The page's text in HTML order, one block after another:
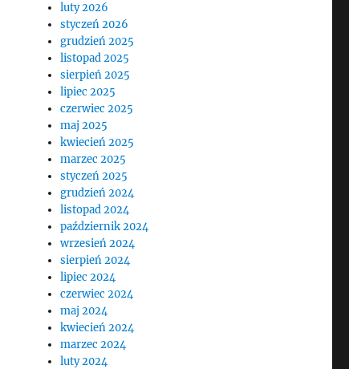
luty 2026
styczeń 2026
grudzień 2025
listopad 2025
sierpień 2025
lipiec 2025
czerwiec 2025
maj 2025
kwiecień 2025
marzec 2025
styczeń 2025
grudzień 2024
listopad 2024
październik 2024
wrzesień 2024
sierpień 2024
lipiec 2024
czerwiec 2024
maj 2024
kwiecień 2024
marzec 2024
luty 2024